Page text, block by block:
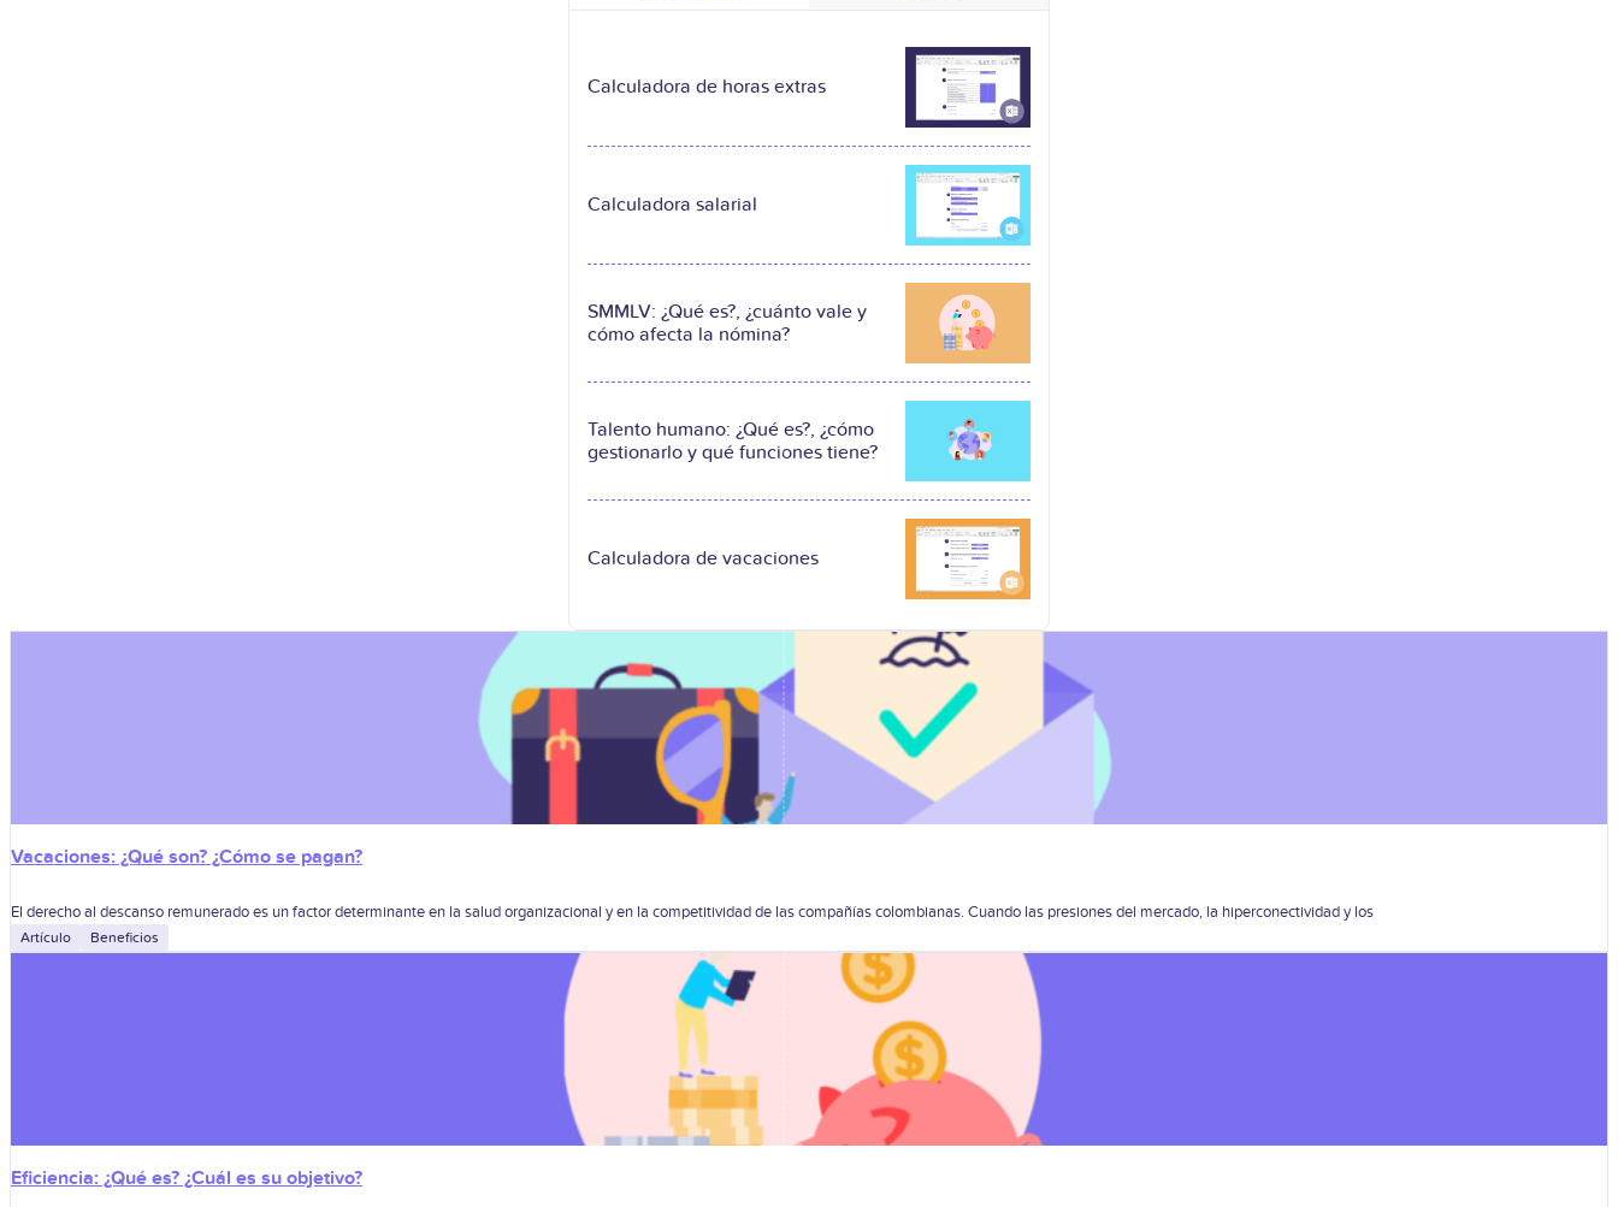
Calculadora de horas extras
Calculadora salarial
SMMLV: ¿Qué es?, ¿cuánto vale y
cómo afecta la nómina?
Talento humano: ¿Qué es?, ¿cómo
gestionarlo y qué funciones tiene?
Calculadora de vacaciones
Vacaciones: ¿Qué son? ¿Cómo se pagan?
El derecho al descanso remunerado es un factor determinante en la salud organizacional y en la competitividad de las compañías colombianas. Cuando las presiones del mercado, la hiperconectividad y los
Artículo Beneficios
Eficiencia: ¿Qué es? ¿Cuál es su objetivo?